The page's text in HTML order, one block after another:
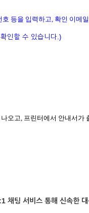
등을 입력하고, 확인 이메
인할 수 있습니다.)
오고, 프린터에서 안내서가
채팅 서비스 통해 신속한